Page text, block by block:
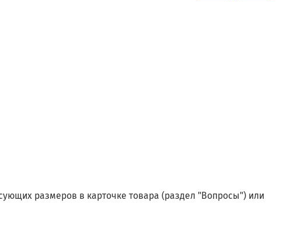
размеров в карточке товара (раздел "Вопросы") или